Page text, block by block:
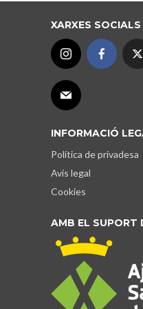
XARXES SOCIALS
INFORMACIÓ
Política de privadesa
Avís legal
Cookies
AMB EL SUPORT